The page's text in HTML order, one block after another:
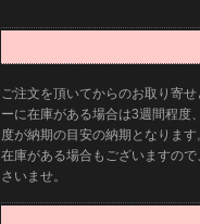
ご注文を頂いてからのお取り寄
ーに在庫がある場合は3週間程度
度が納期の目安の納期となります
在庫がある場合もございますの
さいませ。